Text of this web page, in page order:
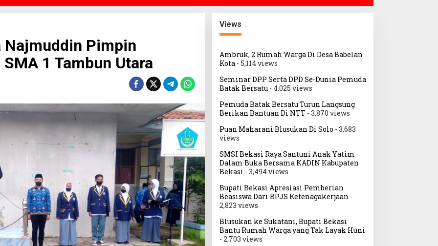
Najmuddin Pimpin
1 Tambun Utara
Views
Ambruk, 2 Rumah Warga Di Desa Babelan
Kota- 5,114 views
Seminar DPP Serta DPD Se-Dunia Pemuda
Batak Bersatu- 4,025 views
Pemuda Batak Bersatu Turun Langsung
Berikan Bantuan Di NTT - 3,870 views
Puan Maharani Blusukan Di Solo - 3,683
views
SMSI Bekasi Raya Santuni Anak Yatim
Dalam Buka Bersama KADIN Kabupaten
Bekasi - 3,494 views
Bupati Bekasi Apresiasi Pemberian
Beasiswa Dari BPJS Ketenagakerjaan -
2,823 views
Blusukan ke Sukatani, Bupati Bekasi
Bantu Rumah Warga yang Tak Layak Huni
- 2,703 views